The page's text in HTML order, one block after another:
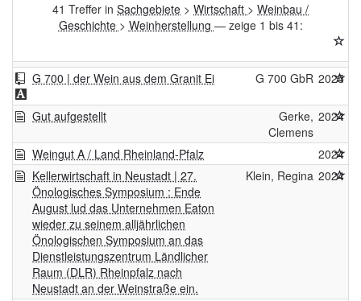
41 Treffer in Sachgebiete > Wirtschaft > Weinbau /
Geschichte > Weinherstellung — zeige 1 bis 41:
G 700 | der Wein aus dem Granit Ei G 700 GbR 2025
Gut aufgestellt
Gerke,
Clemens
2024
Weingut A / Land Rheinland-Pfalz
2024
Kellerwirtschaft in Neustadt | 27.
Önologisches Symposium : Ende
August lud das Unternehmen Eaton
wieder zu seinem alljährlichen
Önologischen Symposium an das
Dienstleistungszentrum Ländlicher
Raum (DLR) Rheinpfalz nach
Neustadt an der Weinstraße ein.
Klein, Regina 2024